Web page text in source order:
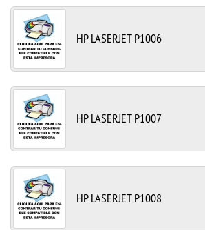
HP LASERJET P1006
HP LASERJET P1007
HP LASERJET P1008